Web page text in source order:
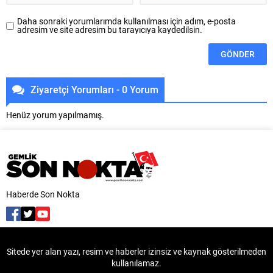
Daha sonraki yorumlarımda kullanılması için adım, e-posta
adresim ve site adresim bu tarayıcıya kaydedilsin.
Ziyaretçi Yorumları - 0 Yorum
Henüz yorum yapılmamış.
Haberde Son Nokta
Sitede yer alan yazı, resim ve haberler izinsiz ve kaynak gösterilmeden
kullanılamaz.